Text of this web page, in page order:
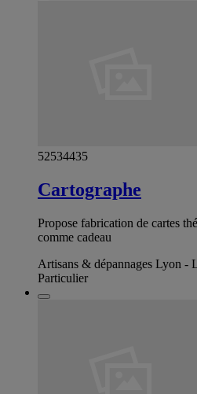
52534435
Cartographe
Propose fabrication de cartes
comme cadeau
Artisans & dépannages Lyon -
Particulier